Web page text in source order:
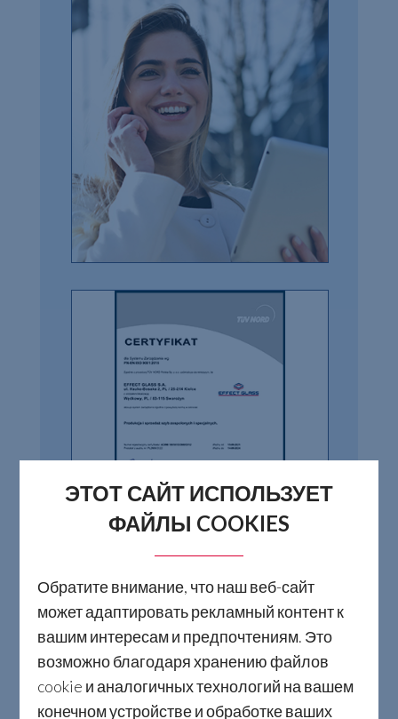
ЭТОТ САЙТ ИСПОЛЬЗУЕТ
ФАЙЛЫ COOKIES
Обратите внимание, что наш веб-сайт
может адаптировать рекламный контент к
вашим интересам и предпочтениям. Это
возможно благодаря хранению файлов
cookie и аналогичных технологий на вашем
конечном устройстве и обработке ваших
Компания стремится повысить
удовлетворенность клиентов за счет
системного подхода к качеству и
постоянного повышения
эффективности Системы
Менеджмента Качества, в